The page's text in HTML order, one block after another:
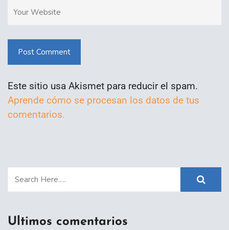
Post Comment
Este sitio usa Akismet para reducir el spam.
Aprende cómo se procesan los datos de tus
comentarios.
Ultimos comentarios